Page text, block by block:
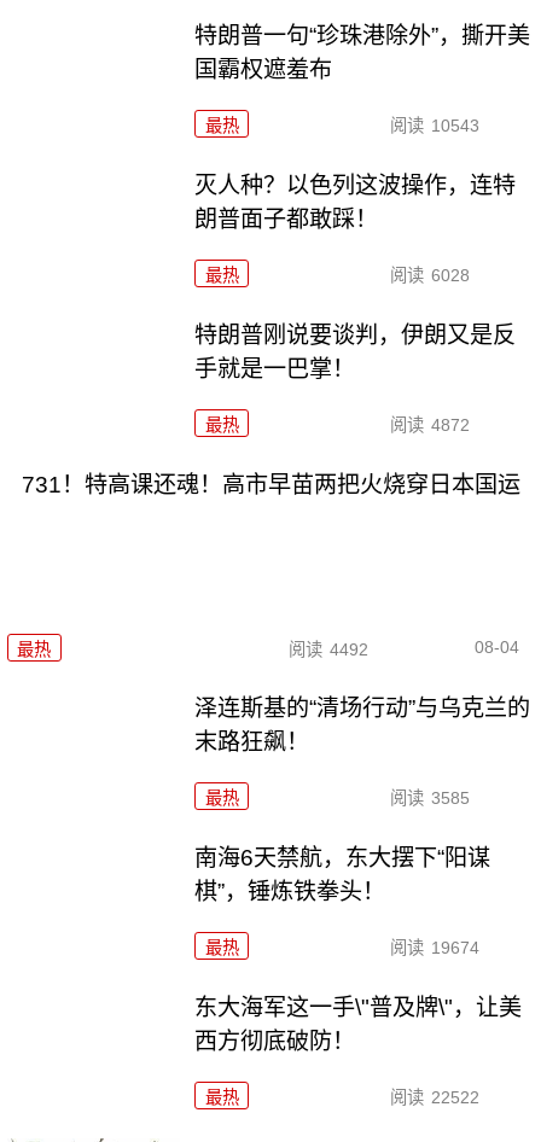
特朗普一句“珍珠港除外”，撕开美
国霸权遮羞布
最热 阅读 10543
灭人种？以色列这波操作，连特
朗普面子都敢踩！
最热 阅读 6028
特朗普刚说要谈判，伊朗又是反
手就是一巴掌！
最热 阅读 4872
731！特高课还魂！高市早苗两把火烧穿日本国运
最热 阅读 4492 08-04
泽连斯基的“清场行动”与乌克兰的
末路狂飙！
最热 阅读 3585
南海6天禁航，东大摆下“阳谋
棋”，锤炼铁拳头！
最热 阅读 19674
东大海军这一手\"普及牌\"，让美
西方彻底破防！
最热 阅读 22522